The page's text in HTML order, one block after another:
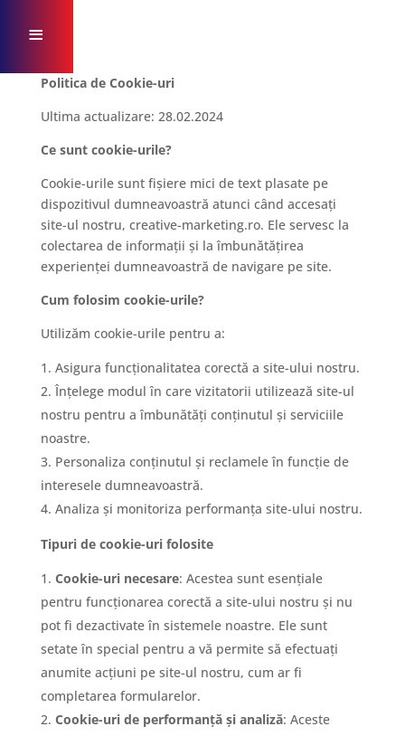
≡
A
c
a
s
ă
D
e
s
p
r
e
n
o
i
S
e
r
Politica de Cookie-uri
Ultima actualizare: 28.02.2024
Ce sunt cookie-urile?
Cookie-urile sunt fișiere mici de text plasate pe
dispozitivul dumneavoastră atunci când accesați
site-ul nostru, creative-marketing.ro. Ele servesc la
colectarea de informații și la îmbunătățirea
experienței dumneavoastră de navigare pe site.
Cum folosim cookie-urile?
Utilizăm cookie-urile pentru a:
Asigura funcționalitatea corectă a site-ului nostru.
Înțelege modul în care vizitatorii utilizează site-ul
nostru pentru a îmbunătăți conținutul și serviciile
noastre.
Personaliza conținutul și reclamele în funcție de
interesele dumneavoastră.
Analiza și monitoriza performanța site-ului nostru.
Tipuri de cookie-uri folosite
Cookie-uri necesare: Acestea sunt esențiale
pentru funcționarea corectă a site-ului nostru și nu
pot fi dezactivate în sistemele noastre. Ele sunt
setate în special pentru a vă permite să efectuați
anumite acțiuni pe site-ul nostru, cum ar fi
completarea formularelor.
Cookie-uri de performanță și analiză: Aceste